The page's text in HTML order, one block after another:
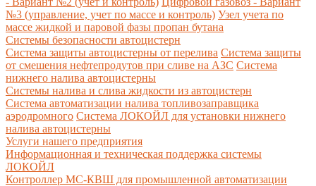
№3 (управление, учет по массе и контроль) Узел учета по
массе жидкой и паровой фазы пропан бутана
Системы безопасности автоцистерн
Система защиты автоцистерны от перелива Система защиты
от смешения нефтепродутов при сливе на АЗС Система
нижнего налива автоцистерны
Системы налива и слива жидкости из автоцистерн
Система автоматизации налива топливозаправщика
аэродромного Система ЛОКОЙЛ для установки нижнего
налива автоцистерны
Услуги нашего предприятия
Информационная и техническая поддержка системы
ЛОКОЙЛ
Контроллер МС-КВШ для промышленной автоматизации